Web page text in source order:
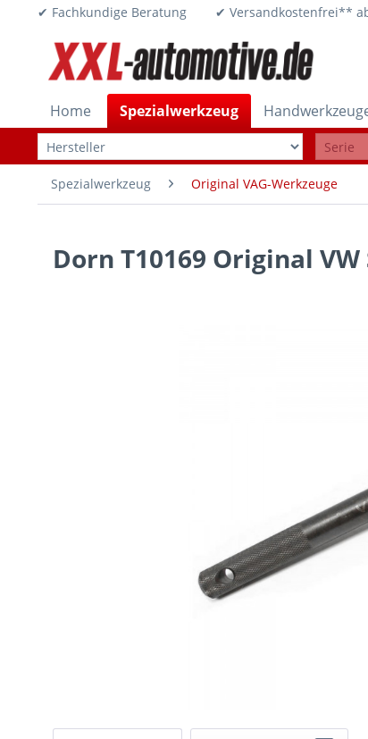
✔ Fachkundige Beratung ✔
Home Spezialwerkzeug
Spezialwerkzeug Original VAG-Werkzeuge
Dorn T10169 Original